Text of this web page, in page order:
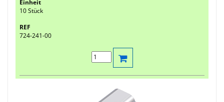
10 Stück
724-241-00